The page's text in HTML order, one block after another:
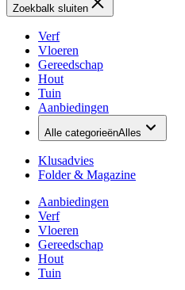
Zoekbalk sluiten
Verf
Vloeren
Gereedschap
Hout
Tuin
Aanbiedingen
Alle categorieënAlles
Klusadvies
Folder & Magazine
Aanbiedingen
Verf
Vloeren
Gereedschap
Hout
Tuin